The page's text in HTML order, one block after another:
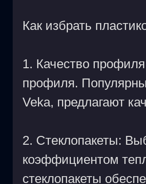
Как избрать
1. Качество
профиля.
Veka, предлагают
2. Стеклопакеты:
коэффициентом
стеклопакеты